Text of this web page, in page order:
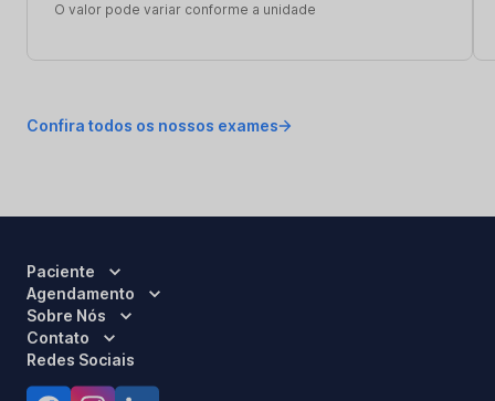
O valor pode variar conforme a unidade
Confira todos os nossos exames
Paciente
Agendamento
Sobre Nós
Contato
Redes Sociais